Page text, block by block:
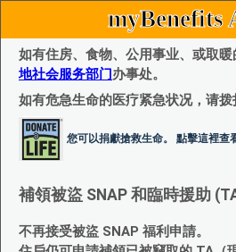
myBenefits
如有住房、食物、公用事业、或取
地社会服务部门办事处。
如有危急生命的医疗紧急状况，请拨
您可以捐獻搶救生命。 點擊這裡查
補領被盜 SNAP 和臨時援助
不再接受被盜 SNAP 福利申請。